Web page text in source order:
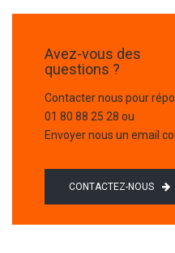
Avez-vous des
questions ?
Contacter nous pour
01 80 88 25 28 ou
Envoyer nous un email
CONTACTEZ-NOUS